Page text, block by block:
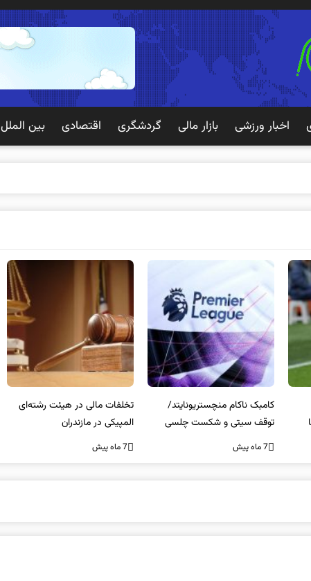
اخبار ورزشی بازار مالی گردشگری اقتصادی بین الملل
تجرب
کامبک ناکام منچستریونایتد/
توقف سیتی و شکست چلسی
7 ماه پیش
تخلفات مالی در هیئت رشته‌ای
المپیکی در مازندران
7 ماه پیش